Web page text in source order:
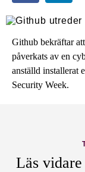
Github bekräftar
påverkats av en
anställd installerat
Security Week.
Läs